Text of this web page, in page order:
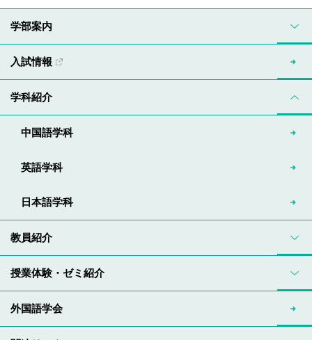
学部案内
入試情報
学科紹介
中国語学科
英語学科
日本語学科
教員紹介
授業体験・ゼミ紹介
外国語学会